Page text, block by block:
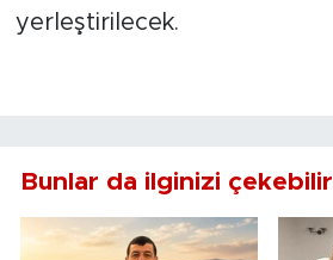
yerleştirilecek.
Bunlar da ilginizi çekebilir